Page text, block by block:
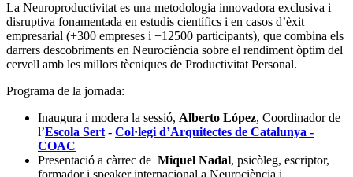
La Neuroproductivitat es una metodologia innovadora exclusiva i
disruptiva fonamentada en estudis científics i en casos d’èxit
empresarial (+300 empreses i +12500 participants), que combina els
darrers descobriments en Neurociència sobre el rendiment òptim del
cervell amb les millors tècniques de Productivitat Personal.
Programa de la jornada:
Inaugura i modera la sessió, Alberto López, Coordinador de
l’Escola Sert - Col·legi d’Arquitectes de Catalunya -
COAC
Presentació a càrrec de Miquel Nadal, psicòleg, escriptor,